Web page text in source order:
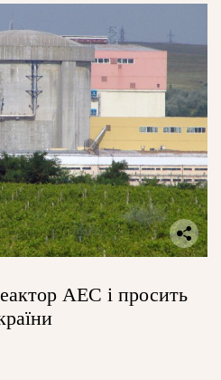
АЕС і просить